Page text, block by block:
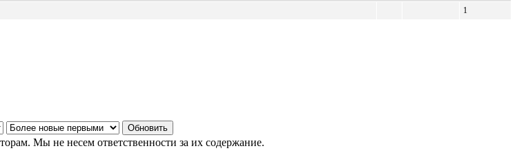
1
Мы не несем ответственности за их содержание.